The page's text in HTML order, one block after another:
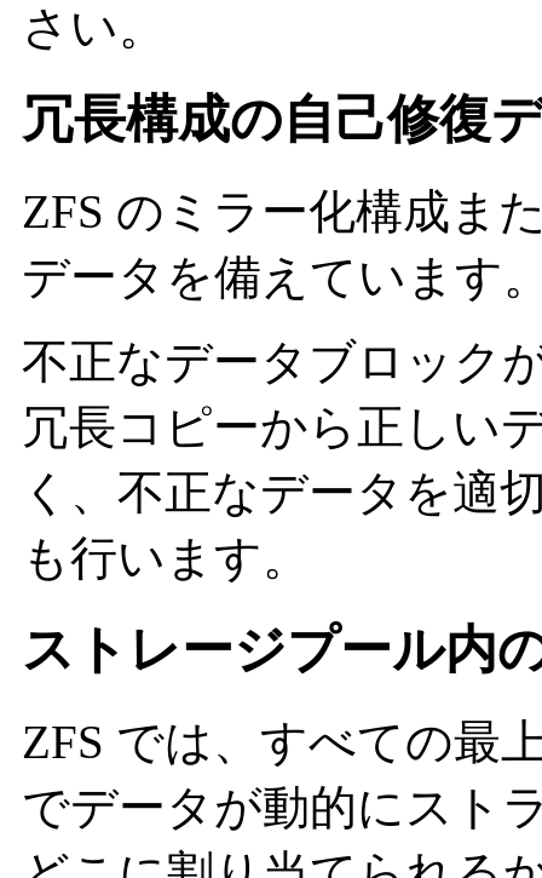
さい。
冗長構成の自己修復
ZFS のミラー化構成ま
データを備えています
不正なデータブロック
冗長コピーから正しい
く、不正なデータを適
も行います。
ストレージプール内
ZFS では、すべての最
でデータが動的にスト